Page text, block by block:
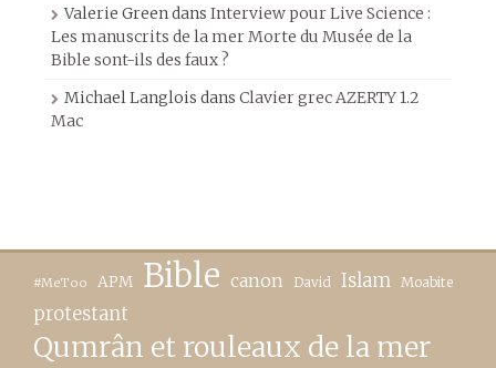
Valerie Greendans Interview pour Live Science :
Les manuscrits de la mer Morte du Musée de la
Bible sont-ils des faux ?
Michael Langlois dans Clavier grec AZERTY 1.2
Mac
#MeToo APM Bible canon David Islam Moabite
protestant
Qumrân et rouleaux de la mer